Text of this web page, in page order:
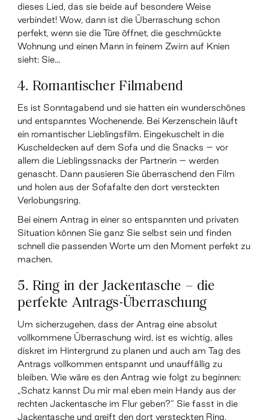
dieses Lied, das sie beide auf besondere Weise
verbindet! Wow, dann ist die Überraschung schon
perfekt, wenn sie die Türe öffnet, die geschmückte
Wohnung und einen Mann in feinem Zwirn auf Knien
sieht: Sie...
4. Romantischer Filmabend
Es ist Sonntagabend und sie hatten ein wunderschönes
und entspanntes Wochenende. Bei Kerzenschein läuft
ein romantischer Lieblingsfilm. Eingekuschelt in die
Kuscheldecken auf dem Sofa und die Snacks – vor
allem die Lieblingssnacks der Partnerin – werden
genascht. Dann pausieren Sie überraschend den Film
und holen aus der Sofafalte den dort versteckten
Verlobungsring.
Bei einem Antrag in einer so entspannten und privaten
Situation können Sie ganz Sie selbst sein und finden
schnell die passenden Worte um den Moment perfekt zu
machen.
5. Ring in der Jackentasche – die
perfekte Antrags-Überraschung
Um sicherzugehen, dass der Antrag eine absolut
vollkommene Überraschung wird, ist es wichtig, alles
diskret im Hintergrund zu planen und auch am Tag des
Antrags vollkommen entspannt und unauffällig zu
bleiben. Wie wäre es den Antrag wie folgt zu beginnen:
„Schatz kannst Du mir mal eben mein Handy aus der
rechten Jackentasche im Flur geben?“ Sie fasst in die
Jackentasche und greift den dort versteckten Ring,